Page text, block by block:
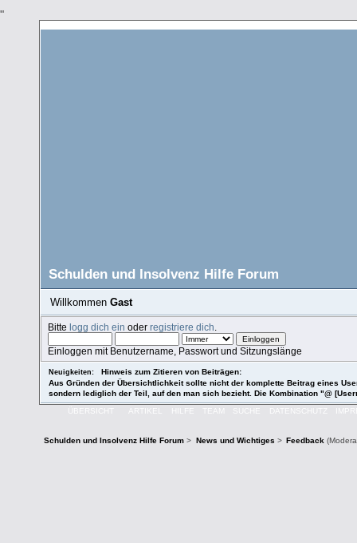
"
Schulden und Insolvenz Hilfe Forum
Willkommen Gast
Bittelogg dich ein oderregistriere dich
Einloggen mit Benutzername, Passwort und Sitzungslänge
Neuigkeiten:
Hinweis zum Zitieren von Beiträgen:
Aus Gründen der Übersichtlichkeit sollte nicht der komplette Beitrag eines
sondern lediglich der Teil, auf den man sich bezieht. Die Kombination "@
ÜBERSICHT ARTIKEL HILFE TEAM SUCHE DATENSCHUTZ
Schulden und Insolvenz Hilfe Forum > News und Wichtiges > Feedback